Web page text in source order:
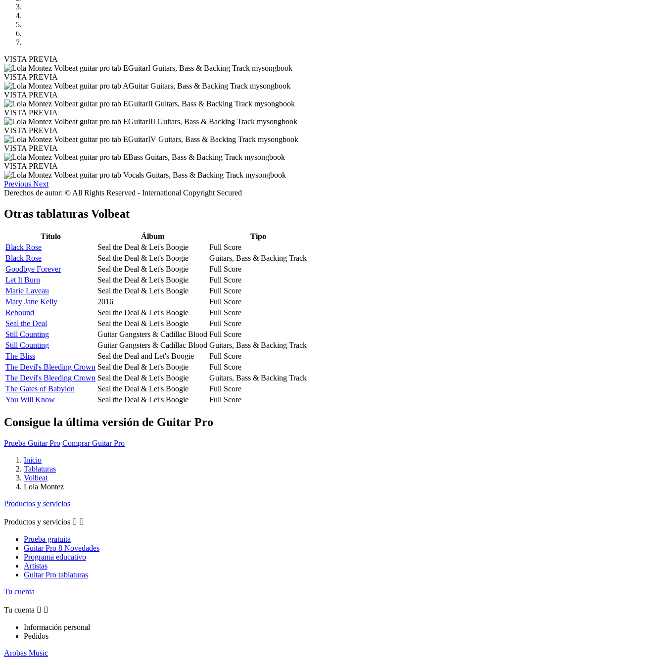
VISTA PREVIA
VISTA PREVIA
VISTA PREVIA
VISTA PREVIA
VISTA PREVIA
VISTA PREVIA
VISTA PREVIA
Previous Next
Derechos de autor: © All Rights Reserved - International Copyright Secured
Otras tablaturas Volbeat
Título Álbum
Tipo
Black Rose
Seal the Deal & Let's Boogie
Full Score
Black Rose
Seal the Deal & Let's Boogie
Guitars, Bass & Backing Track
Goodbye Forever
Seal the Deal & Let's Boogie
Full Score
Let It Burn
Seal the Deal & Let's Boogie
Full Score
Marie Laveau
Seal the Deal & Let's Boogie
Full Score
Mary Jane Kelly
2016
Full Score
Rebound
Seal the Deal & Let's Boogie
Full Score
Seal the Deal
Seal the Deal & Let's Boogie
Full Score
Still Counting
Guitar Gangsters & Cadillac Blood Full Score
Still Counting
Guitar Gangsters & Cadillac Blood Guitars, Bass & Backing Track
The Bliss
Seal the Deal and Let's Boogie
Full Score
The Devil's Bleeding Crown Seal the Deal & Let's Boogie
Full Score
The Devil's Bleeding Crown Seal the Deal & Let's Boogie
Guitars, Bass & Backing Track
The Gates of Babylon
Seal the Deal & Let's Boogie
Full Score
You Will Know
Seal the Deal & Let's Boogie Full Score
Consigue la última versión de Guitar Pro
Prueba Guitar Pro Comprar Guitar Pro
Inicio
Tablaturas
Volbeat
Lola Montez
Productos y servicios
Productos y servicios  
Prueba gratuita
Guitar Pro 8 Novedades
Programa educativo
Artistas
Guitar Pro tablaturas
Tu cuenta
Tu cuenta  
Información personal
Pedidos
Arobas Music